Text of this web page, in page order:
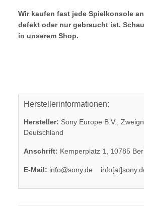
Wir kaufen fast jede Spielkonsole
defekt oder nur gebraucht ist.
in unserem Shop.
Herstellerinformationen:
Hersteller: Sony Europe B.V.,
Deutschland
Anschrift: Kemperplatz 1, 10785
E-Mail: info@sony.de